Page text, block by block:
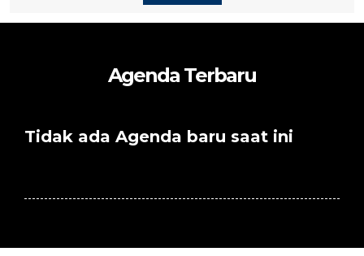
Agenda Terbaru
Tidak ada Agenda baru saat ini